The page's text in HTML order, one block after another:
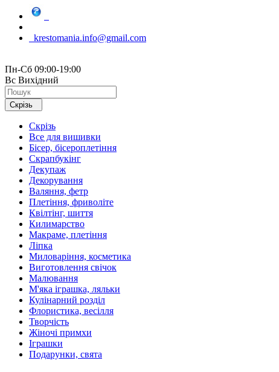
krestomania.info@gmail.com
Пн-Сб 09:00-19:00
Вс Вихідний
Скрізь
Скрізь
Все для вишивки
Бісер, бісероплетіння
Скрапбукінг
Декупаж
Декорування
Валяння, фетр
Плетіння, фриволіте
Квілтінг, шиття
Килимарство
Макраме, плетіння
Ліпка
Миловаріння, косметика
Виготовлення свічок
Малювання
М'яка іграшка, ляльки
Кулінарний розділ
Флористика, весілля
Творчість
Жіночі примхи
Іграшки
Подарунки, свята